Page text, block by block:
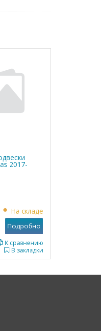
2017-
На складе
В закладки
К сравнению
Подробно